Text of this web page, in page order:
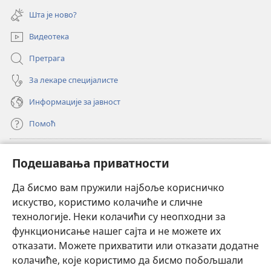
Подешавања приватности
Да бисмо вам пружили најбоље корисничко
искуство, користимо колачиће и сличне
технологије. Неки колачићи су неопходни за
функционисање нашег сајта и не можете их
отказати. Можете прихватити или отказати додатне
колачиће, које користимо да бисмо побољшали
нови
прозор)
Шта је ново?
Видеотека
Претрага
За лекаре специјалисте
Информације за јавност
Помоћ
(отвара
нови
прозор)ОНЛАЈН БИБЛИОТЕКА Watchtower
(отвара
нови
прозор)JW Hub®
(отвара
нови
прозор)JW Library
®